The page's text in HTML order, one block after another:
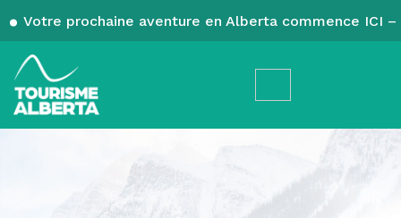
Votre prochaine aventure en Alberta commence ICI